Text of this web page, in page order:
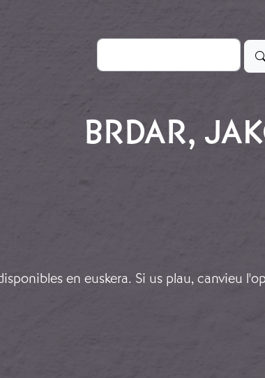
Cerca
BRDAR,
en euskera. Si us plau, canvieu